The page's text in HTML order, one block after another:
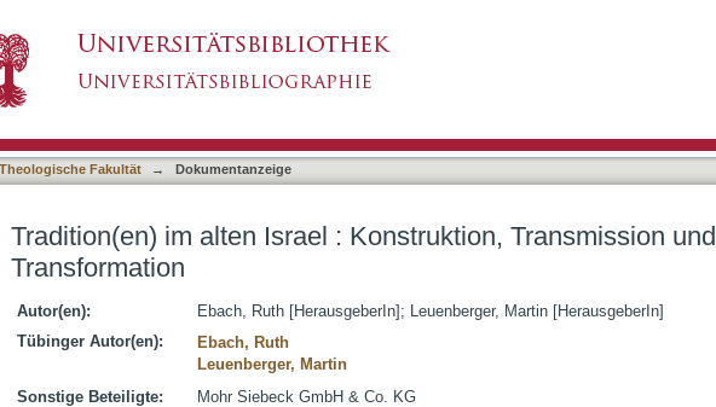
Fakultät → Dokumentanzeige
Tradition(en) im alten Israel : Konstruktion, Transmission und
Transformation
Autor(en): Ebach, Ruth [HerausgeberIn] ; Leuenberger, Martin [HerausgeberIn]
Tübinger Autor(en):
Ebach, Ruth
Leuenberger, Martin
Sonstige Beteiligte:
Mohr Siebeck GmbH & Co. KG